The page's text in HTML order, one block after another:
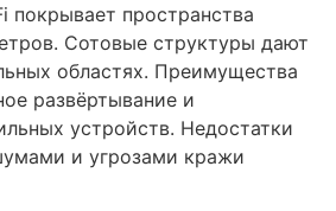
покрывает пространства
Сотовые структуры дают
областях. Преимущества
развёртывание и
устройств. Недостатки
и угрозами кражи